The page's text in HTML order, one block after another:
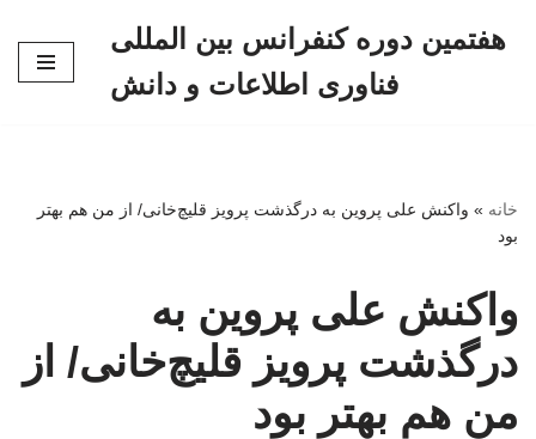
هفتمین دوره کنفرانس بین المللی
فناوری اطلاعات و دانش
خانه » واکنش علی پروین به درگذشت پرویز قلیچ‌خانی/ از من هم بهتر
بود
واکنش علی پروین به
درگذشت پرویز قلیچ‌خانی/ از
من هم بهتر بود